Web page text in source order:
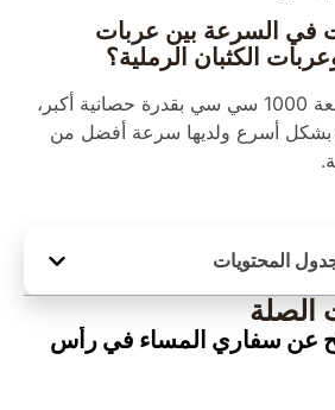
في السرعة بين عربات
نعم. تتمتع العربات سعة 1000 سي سي بقدرة حصانية أكبر،
بشكل أسرع ولديها سرعة أفضل من
المحتويات
الصلة
عن سفاري المساء في رأس